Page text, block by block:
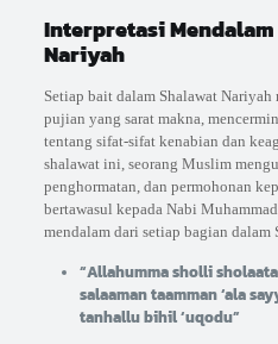
Interpretasi
Nariyah
Setiap bait dalam Shalawat Nariyah
pujian yang sarat makna,
tentang sifat-sifat kenabian dan
shalawat ini, seorang Muslim
penghormatan, dan permohonan
bertawasul kepada Nabi
mendalam dari setiap bagian dalam
“Allahumma sholli
salaaman taamman ‘ala
tanhallu bihil ‘uqodu”